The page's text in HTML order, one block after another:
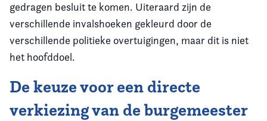
gedragen besluit te komen. Uiteraard zijn de
verschillende invalshoeken gekleurd door de
verschillende politieke overtuigingen, maar dit is niet
het hoofddoel.
De keuze voor een directe
verkiezing van de burgemeester